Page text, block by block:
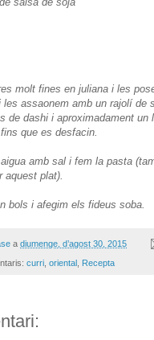
molt fines en juliana i les
assaonem amb un rajolí de
de dashi i aproximadament
que es desfacin.
amb sal i fem la pasta
aquest plat).
bols i afegim els fideus soba.
a diumenge, d’agost 30, 2015
curri oriental Recepta